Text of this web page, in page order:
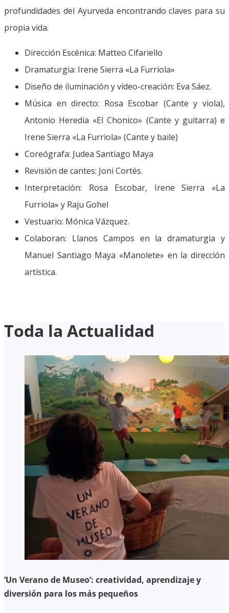
profundidades del Ayurveda encontrando claves para su
propia vida.
Dirección Escénica: Matteo Cifariello
Dramaturgia: Irene Sierra «La Furriola»
Diseño de iluminación y vídeo-creación: Eva Sáez.
Música en directo: Rosa Escobar (Cante y viola),
Antonio Heredia «El Chonico» (Cante y guitarra) e
Irene Sierra «La Furriola» (Cante y baile)
Coreógrafa: Judea Santiago Maya
Revisión de cantes: Joni Cortés.
Interpretación: Rosa Escobar, Irene Sierra «La
Furriola» y Raju Gohel
Vestuario: Mónica Vázquez.
Colaboran: Llanos Campos en la dramaturgia y
Manuel Santiago Maya «Manolete» en la dirección
artística.
Toda la Actualidad
‘Un Verano de Museo’: creatividad, aprendizaje y
diversión para los más pequeños